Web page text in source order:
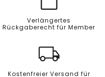
Verlängertes
Rückgaberecht für Member
Kostenfreier Versand für